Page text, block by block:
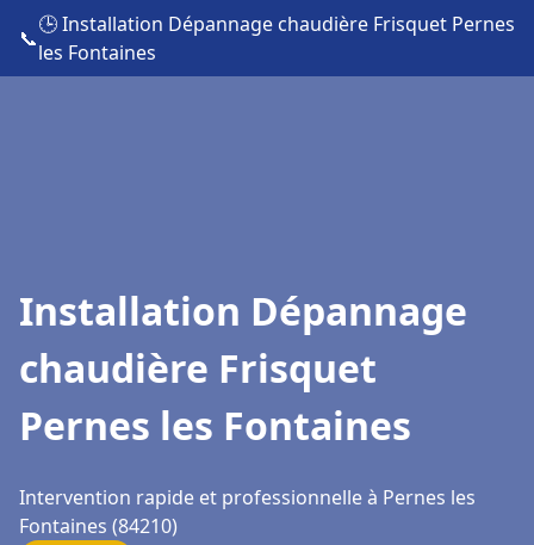
📞
🕒 Installation Dépannage chaudière Frisquet Pernes
les Fontaines
Installation Dépannage
chaudière Frisquet
Pernes les Fontaines
Intervention rapide et professionnelle à Pernes les
Fontaines (84210)